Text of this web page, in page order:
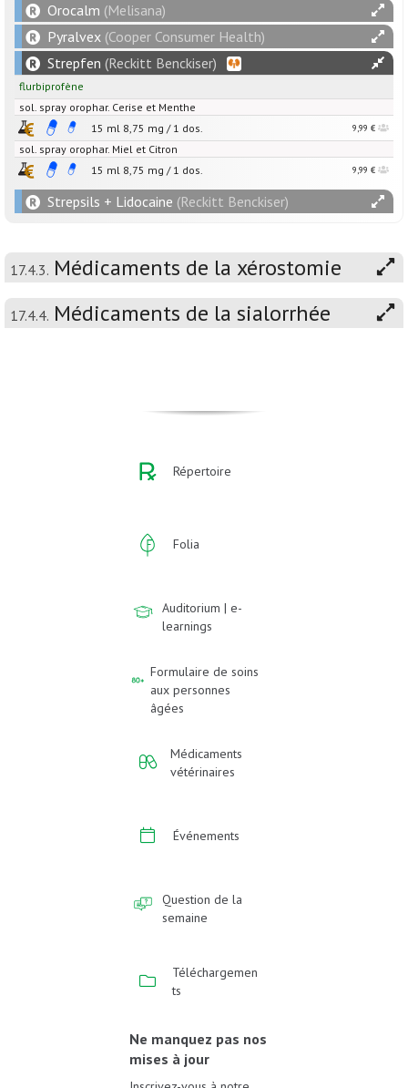
Orocalm (Melisana)
Pyralvex (Cooper Consumer Health)
Strepfen (Reckitt Benckiser)
flurbiprofène
sol. spray orophar. Cerise et Menthe
15 ml 8,75 mg / 1 dos. 9,99 €
sol. spray orophar. Miel et Citron
15 ml 8,75 mg / 1 dos. 9,99 €
Strepsils + Lidocaine (Reckitt Benckiser)
17.4.3. Médicaments de la xérostomie
17.4.4. Médicaments de la sialorrhée
Répertoire
Folia
Auditorium | e-
learnings
Formulaire de soins
aux personnes
âgées
Médicaments
vétérinaires
Événements
Question de la
semaine
Téléchargemen
ts
Ne manquez pas nos
mises à jour